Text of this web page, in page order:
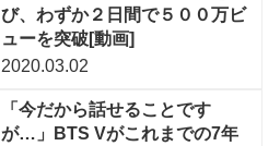
び、わずか２日間で５００万ビ
ューを突破[動画]
2020.03.02
「今だから話せることです
が…」BTS Vがこれまでの7年